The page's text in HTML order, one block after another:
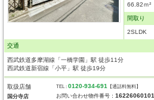
66.82ｍ²
間取り
2SLDK
交通
西武鉄道多摩湖線「一橋学園」駅 徒歩11分
西武鉄道新宿線「小平」駅 徒歩19分
取扱店舗
国分寺店
TEL :0120-934-691 【通話料無料】
お問い合わせ物件番号：16226060101